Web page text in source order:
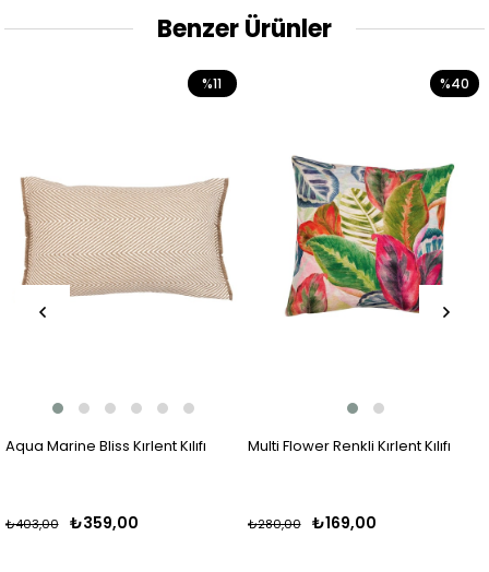
Benzer Ürünler
Aqua Marine Bliss Kırlent Kılıfı
₺359,00
₺403,00
%11
Multi Flower Renkli Kırlent Kılıfı
₺169,00
₺280,00
%40